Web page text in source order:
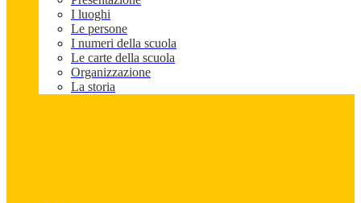
I luoghi
Le persone
I numeri della scuola
Le carte della scuola
Organizzazione
La storia